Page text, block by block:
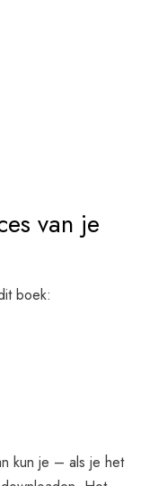
van je
boek:
kun je – als je het